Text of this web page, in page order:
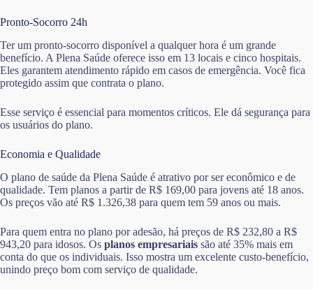
Pronto-Socorro 24h
Ter um pronto-socorro disponível a qualquer hora é um grande
benefício. A Plena Saúde oferece isso em 13 locais e cinco hospitais.
Eles garantem atendimento rápido em casos de emergência. Você fica
protegido assim que contrata o plano.
Esse serviço é essencial para momentos críticos. Ele dá segurança para
os usuários do plano.
Economia e Qualidade
O plano de saúde da Plena Saúde é atrativo por ser econômico e de
qualidade. Tem planos a partir de R$ 169,00 para jovens até 18 anos.
Os preços vão até R$ 1.326,38 para quem tem 59 anos ou mais.
Para quem entra no plano por adesão, há preços de R$ 232,80 a R$
943,20 para idosos. Os planos empresariais são até 35% mais em
conta do que os individuais. Isso mostra um excelente custo-benefício,
unindo preço bom com serviço de qualidade.